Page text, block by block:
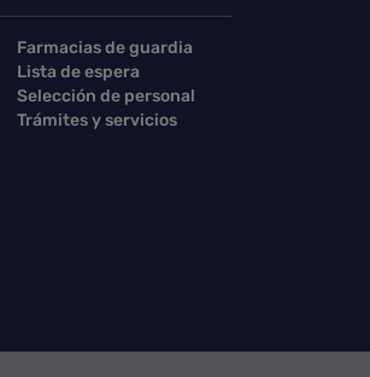
Farmacias de guardia
Lista de espera
Selección de personal
Trámites y servicios